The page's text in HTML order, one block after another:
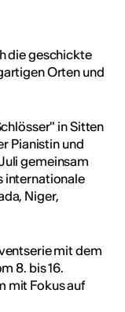
die geschickte
Orten und
in Sitten
Pianistin und
gemeinsam
internationale
Niger,
mit dem
8. bis 16.
mit Fokus auf